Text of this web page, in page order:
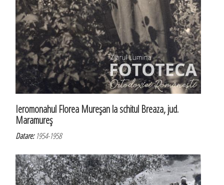
Ieromonahul Florea Mureşan la schitul Breaza, jud.
Maramureş
Datare:1954-1958